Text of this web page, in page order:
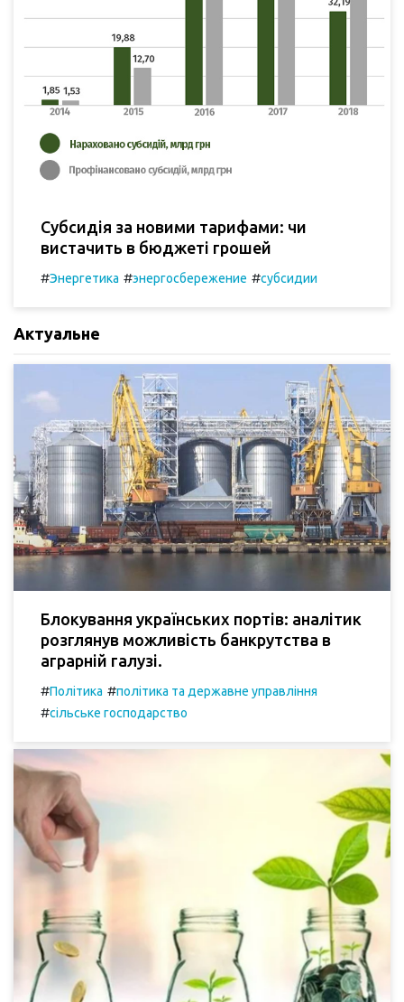
Субсидія за новими тарифами: чи
вистачить в бюджеті грошей
#Энергетика #энергосбережение #субсидии
Актуальне
Блокування українських портів: аналітик
розглянув можливість банкрутства в
аграрній галузі.
#Політика #політика та державне управління
#сільське господарство